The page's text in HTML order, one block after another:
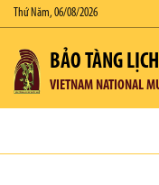
Thứ Năm, 06/08/2026
BẢO TÀNG
VIETNAM NATIONAL